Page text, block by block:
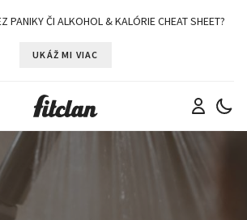
PANIKY ČI ALKOHOL & KALÓRIE CHEAT SHEET?
UKÁŽ MI VIAC